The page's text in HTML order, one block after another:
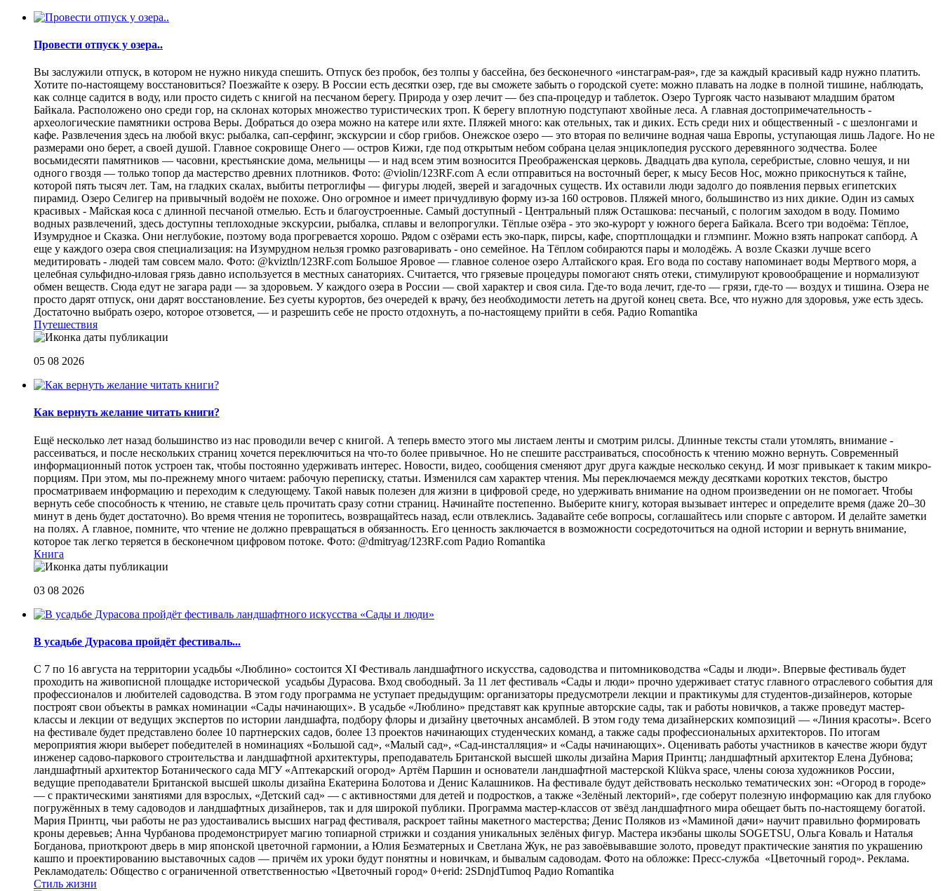
Провести отпуск у озера..
Вы заслужили отпуск, в котором не нужно никуда спешить. Отпуск без пробок, без толпы у бассейна, без бесконечного «инстаграм-рая», где за каждый красивый кадр нужно платить.
Хотите по-настоящему восстановиться? Поезжайте к озеру. В России есть десятки озер, где вы сможете забыть о городской суете: можно плавать на лодке в полной тишине, наблюдать,
как солнце садится в воду, или просто сидеть с книгой на песчаном берегу. Природа у озер лечит — без спа-процедур и таблеток. Озеро Тургояк часто называют младшим братом
Байкала. Расположено оно среди гор, на склонах которых множество туристических троп. К берегу вплотную подступают хвойные леса. А главная достопримечательность -
археологические памятники острова Веры. Добраться до озера можно на катере или яхте. Пляжей много: как отельных, так и диких. Есть среди них и общественный - с шезлонгами и
кафе. Развлечения здесь на любой вкус: рыбалка, сап-серфинг, экскурсии и сбор грибов. Онежское озеро — это вторая по величине водная чаша Европы, уступающая лишь Ладоге. Но не
размерами оно берет, а своей душой. Главное сокровище Онего — остров Кижи, где под открытым небом собрана целая энциклопедия русского деревянного зодчества. Более
восьмидесяти памятников — часовни, крестьянские дома, мельницы — и над всем этим возносится Преображенская церковь. Двадцать два купола, серебристые, словно чешуя, и ни
одного гвоздя — только топор да мастерство древних плотников. Фото: @violin/123RF.com А если отправиться на восточный берег, к мысу Бесов Нос, можно прикоснуться к тайне,
которой пять тысяч лет. Там, на гладких скалах, выбиты петроглифы — фигуры людей, зверей и загадочных существ. Их оставили люди задолго до появления первых египетских
пирамид. Озеро Селигер на привычный водоём не похоже. Оно огромное и имеет причудливую форму из-за 160 островов. Пляжей много, большинство из них дикие. Один из самых
красивых - Майская коса с длинной песчаной отмелью. Есть и благоустроенные. Самый доступный - Центральный пляж Осташкова: песчаный, с пологим заходом в воду. Помимо
водных развлечений, здесь доступны теплоходные экскурсии, рыбалка, сплавы и велопрогулки. Тёплые озёра - это эко-курорт у южного берега Байкала. Всего три водоёма: Тёплое,
Изумрудное и Сказка. Они неглубокие, поэтому вода прогревается хорошо. Рядом с озёрами есть эко-парк, пирсы, кафе, спортплощадки и глэмпинг. Можно взять напрокат сапборд. А
еще у каждого озера своя специализация: на Изумрудном нельзя громко разговаривать - оно семейное. На Тёплом собираются пары и молодёжь. А возле Сказки лучше всего
медитировать - людей там совсем мало. Фото: @kviztln/123RF.com Большое Яровое — главное соленое озеро Алтайского края. Его вода по составу напоминает воды Мертвого моря, а
целебная сульфидно-иловая грязь давно используется в местных санаториях. Считается, что грязевые процедуры помогают снять отеки, стимулируют кровообращение и нормализуют
обмен веществ. Сюда едут не загара ради — за здоровьем. У каждого озера в России — свой характер и своя сила. Где-то вода лечит, где-то — грязи, где-то — воздух и тишина. Озера не
просто дарят отпуск, они дарят восстановление. Без суеты курортов, без очередей к врачу, без необходимости лететь на другой конец света. Все, что нужно для здоровья, уже есть здесь.
Достаточно выбрать озеро, которое отзовется, — и разрешить себе не просто отдохнуть, а по-настоящему прийти в себя. Радио Romantika
Путешествия
05 08 2026
Как вернуть желание читать книги?
Eщё несколько лет назад большинство из нас проводили вечер с книгой. А теперь вместо этого мы листаем ленты и смотрим рилсы. Длинные тексты стали утомлять, внимание -
рассеиваться, и после нескольких страниц хочется переключиться на что-то более привычное. Но не спешите расстраиваться, способность к чтению можно вернуть. Современный
информационный поток устроен так, чтобы постоянно удерживать интерес. Новости, видео, сообщения сменяют друг друга каждые несколько секунд. И мозг привыкает к таким микро-
порциям. При этом, мы по-прежнему много читаем: рабочую переписку, статьи. Изменился сам характер чтения. Мы переключаемся между десятками коротких текстов, быстро
просматриваем информацию и переходим к следующему. Такой навык полезен для жизни в цифровой среде, но удерживать внимание на одном произведении он не помогает. Чтобы
вернуть себе способность к чтению, не ставьте цель прочитать сразу сотни страниц. Начинайте постепенно. Выберите книгу, которая вызывает интерес и определите время (даже 20–30
минут в день будет достаточно). Во время чтения не торопитесь, возвращайтесь назад, если отвлеклись. Задавайте себе вопросы, соглашайтесь или спорьте с автором. И делайте заметки
на полях. А главное, помните, что чтение не должно превращаться в обязанность. Его ценность заключается в возможности сосредоточиться на одной истории и вернуть внимание,
которое так легко теряется в бесконечном цифровом потоке. Фото: @dmitryag/123RF.com Радио Romantika
Книга
03 08 2026
В усадьбе Дурасова пройдёт фестиваль...
С 7 по 16 августа на территории усадьбы «Люблино» состоится XI Фестиваль ландшафтного искусства, садоводства и питомниководства «Сады и люди». Впервые фестиваль будет
проходить на живописной площадке исторической усадьбы Дурасова. Вход свободный. За 11 лет фестиваль «Сады и люди» прочно удерживает статус главного отраслевого события для
профессионалов и любителей садоводства. В этом году программа не уступает предыдущим: организаторы предусмотрели лекции и практикумы для студентов-дизайнеров, которые
построят свои объекты в рамках номинации «Сады начинающих». В усадьбе «Люблино» представят как крупные авторские сады, так и работы новичков, а также проведут мастер-
классы и лекции от ведущих экспертов по истории ландшафта, подбору флоры и дизайну цветочных ансамблей. В этом году тема дизайнерских композиций — «Линия красоты». Всего
на фестивале будет представлено более 10 партнерских садов, более 13 проектов начинающих студенческих команд, а также сады профессиональных архитекторов. По итогам
мероприятия жюри выберет победителей в номинациях «Большой сад», «Малый сад», «Сад-инсталляция» и «Сады начинающих». Оценивать работы участников в качестве жюри будут
инженер садово-паркового строительства и ландшафтной архитектуры, преподаватель Британской высшей школы дизайна Мария Принтц; ландшафтный архитектор Елена Дубнова;
ландшафтный архитектор Ботанического сада МГУ «Аптекарский огород» Артём Паршин и основатели ландшафтной мастерской Klükva space, члены союза художников России,
ведущие преподаватели Британской высшей школы дизайна Екатерина Болотова и Денис Калашников. На фестивале будут действовать несколько тематических зон: «Огород в городе»
— с практическими занятиями для взрослых, «Детский сад» — с активностями для детей и подростков, а также «Зелёный лекторий», где соберут полезную информацию как для глубоко
погружённых в тему садоводов и ландшафтных дизайнеров, так и для широкой публики. Программа мастер-классов от звёзд ландшафтного мира обещает быть по-настоящему богатой.
Мария Принтц, чьи работы не раз удостаивались высших наград фестиваля, раскроет тайны макетного мастерства; Денис Поляков из «Маминой дачи» научит правильно формировать
кроны деревьев; Анна Чурбанова продемонстрирует магию топиарной стрижки и создания уникальных зелёных фигур. Мастера икэбаны школы SOGETSU, Ольга Коваль и Наталья
Богданова, приоткроют дверь в мир японской цветочной гармонии, а Юлия Безматерных и Светлана Жук, не раз завоёвывавшие золото, проведут практические занятия по украшению
кашпо и проектированию выставочных садов — причём их уроки будут понятны и новичкам, и бывалым садоводам. Фото на обложке: Пресс-служба «Цветочный город». Реклама.
Рекламодатель: Общество с ограниченной ответственностью «Цветочный город» 0+erid: 2SDnjdTumoq Радио Romantika
Стиль жизни